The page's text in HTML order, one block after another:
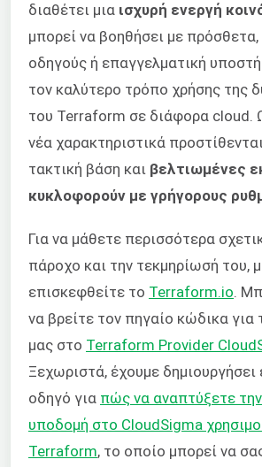
διαθέτει μια ισχυρή ενεργή
μπορεί να βοηθήσει με
οδηγούς ή επαγγελματική
τον καλύτερο τρόπο χρήσης της
του Terraform σε διάφορα cloud.
νέα χαρακτηριστικά
τακτική βάση και βελτιωμένες
κυκλοφορούν με γρήγορους
Για να μάθετε περισσότερα
πάροχο και την τεκμηρίωσή του,
επισκεφθείτε το Terraform.io .
να βρείτε τον πηγαίο κώδικα
μας στο Terraform Provider
Ξεχωριστά, έχουμε δημιουργήσει
οδηγό για πώς να αναπτύξετε
υποδομή στο CloudSigma
Terraform, το οποίο μπορεί να